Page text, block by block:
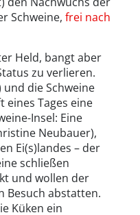
Schweine, frei nach
Held, bangt aber
zu verlieren.
die Schweine
eines Tages eine
Insel: Eine
Neubauer),
Ei(s)landes – der
schließen
und wollen der
Besuch abstatten.
Küken ein